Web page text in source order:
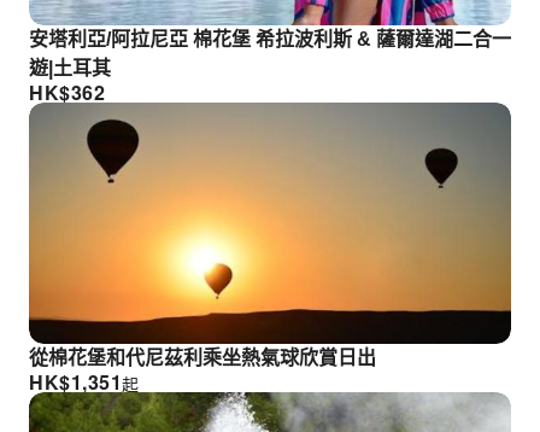
安塔利亞/阿拉尼亞 棉花堡 希拉波利斯 & 薩爾達湖二合一
遊|土耳其
HK$362
從棉花堡和代尼茲利乘坐熱氣球欣賞日出
HK$1,351起